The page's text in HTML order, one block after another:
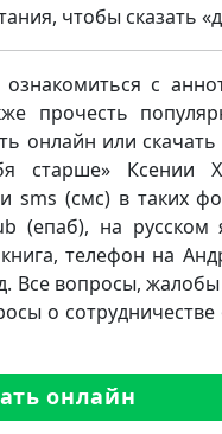
чтобы сказать
с
прочесть
онлайн или
старше» Ксении
sms (смс) в таких
(епаб), на русском
телефон на
Все вопросы,
о
онлайн